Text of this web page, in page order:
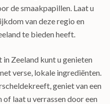
de smaakpapillen. Laat u
van deze regio en
te bieden heeft.
Zeeland kunt u genieten
verse, lokale ingrediënten.
geniet van een
laat u verrassen door een